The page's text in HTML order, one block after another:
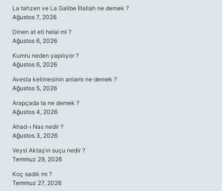
La tahzen ve La Galibe İllallah ne demek ?
Ağustos 7, 2026
Dinen at eti helal mi ?
Ağustos 6, 2026
Kumru neden yapılıyor ?
Ağustos 6, 2026
Avesta kelimesinin anlamı ne demek ?
Ağustos 5, 2026
Arapçada ta ne demek ?
Ağustos 4, 2026
Ahad-ı Nas nedir ?
Ağustos 3, 2026
Veysi Aktaş’ın suçu nedir ?
Temmuz 29, 2026
Koç sadık mı ?
Temmuz 27, 2026